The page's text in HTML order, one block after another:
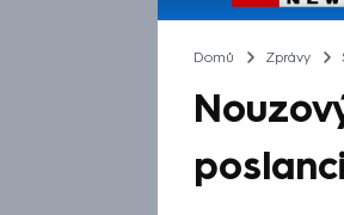
Domů Zprávy